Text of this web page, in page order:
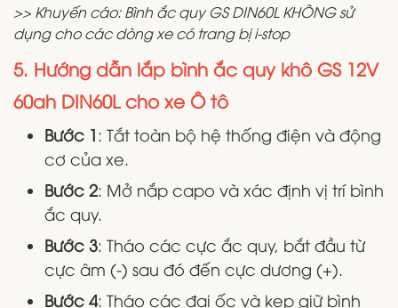
>> Khuyến cáo: Bình ắc quy GS DIN60L KHÔNG sử
dụng cho các dòng xe có trang bị i-stop
5. Hướng dẫn lắp bình ắc quy khô GS 12V
60ah DIN60L cho xe Ô tô
Bước 1: Tắt toàn bộ hệ thống điện và động
cơ của xe.
Bước 2: Mở nắp capo và xác định vị trí bình
ắc quy.
Bước 3: Tháo các cực ắc quy, bắt đầu từ
cực âm (-) sau đó đến cực dương (+).
Bước 4: Tháo các đai ốc và kẹp giữ bình